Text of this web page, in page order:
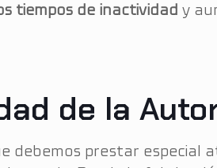
tiempos de inactividad y
de la
debemos prestar especial